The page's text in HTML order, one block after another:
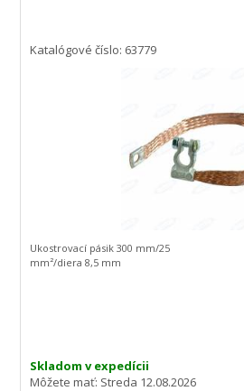
Katalógové číslo: 63779
Skladom v expedícii
Môžete mať: Streda 12.08.2026
Ukostrovací pásik 300 mm/25
mm²/diera 8,5 mm